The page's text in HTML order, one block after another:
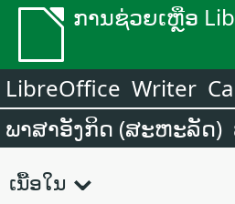
ການຊ່ວຍເຫຼືອ
LibreOffice Writer
ພາສາອັງກິດ (ສະຫະລັດ)
ເນື້ອໃນ